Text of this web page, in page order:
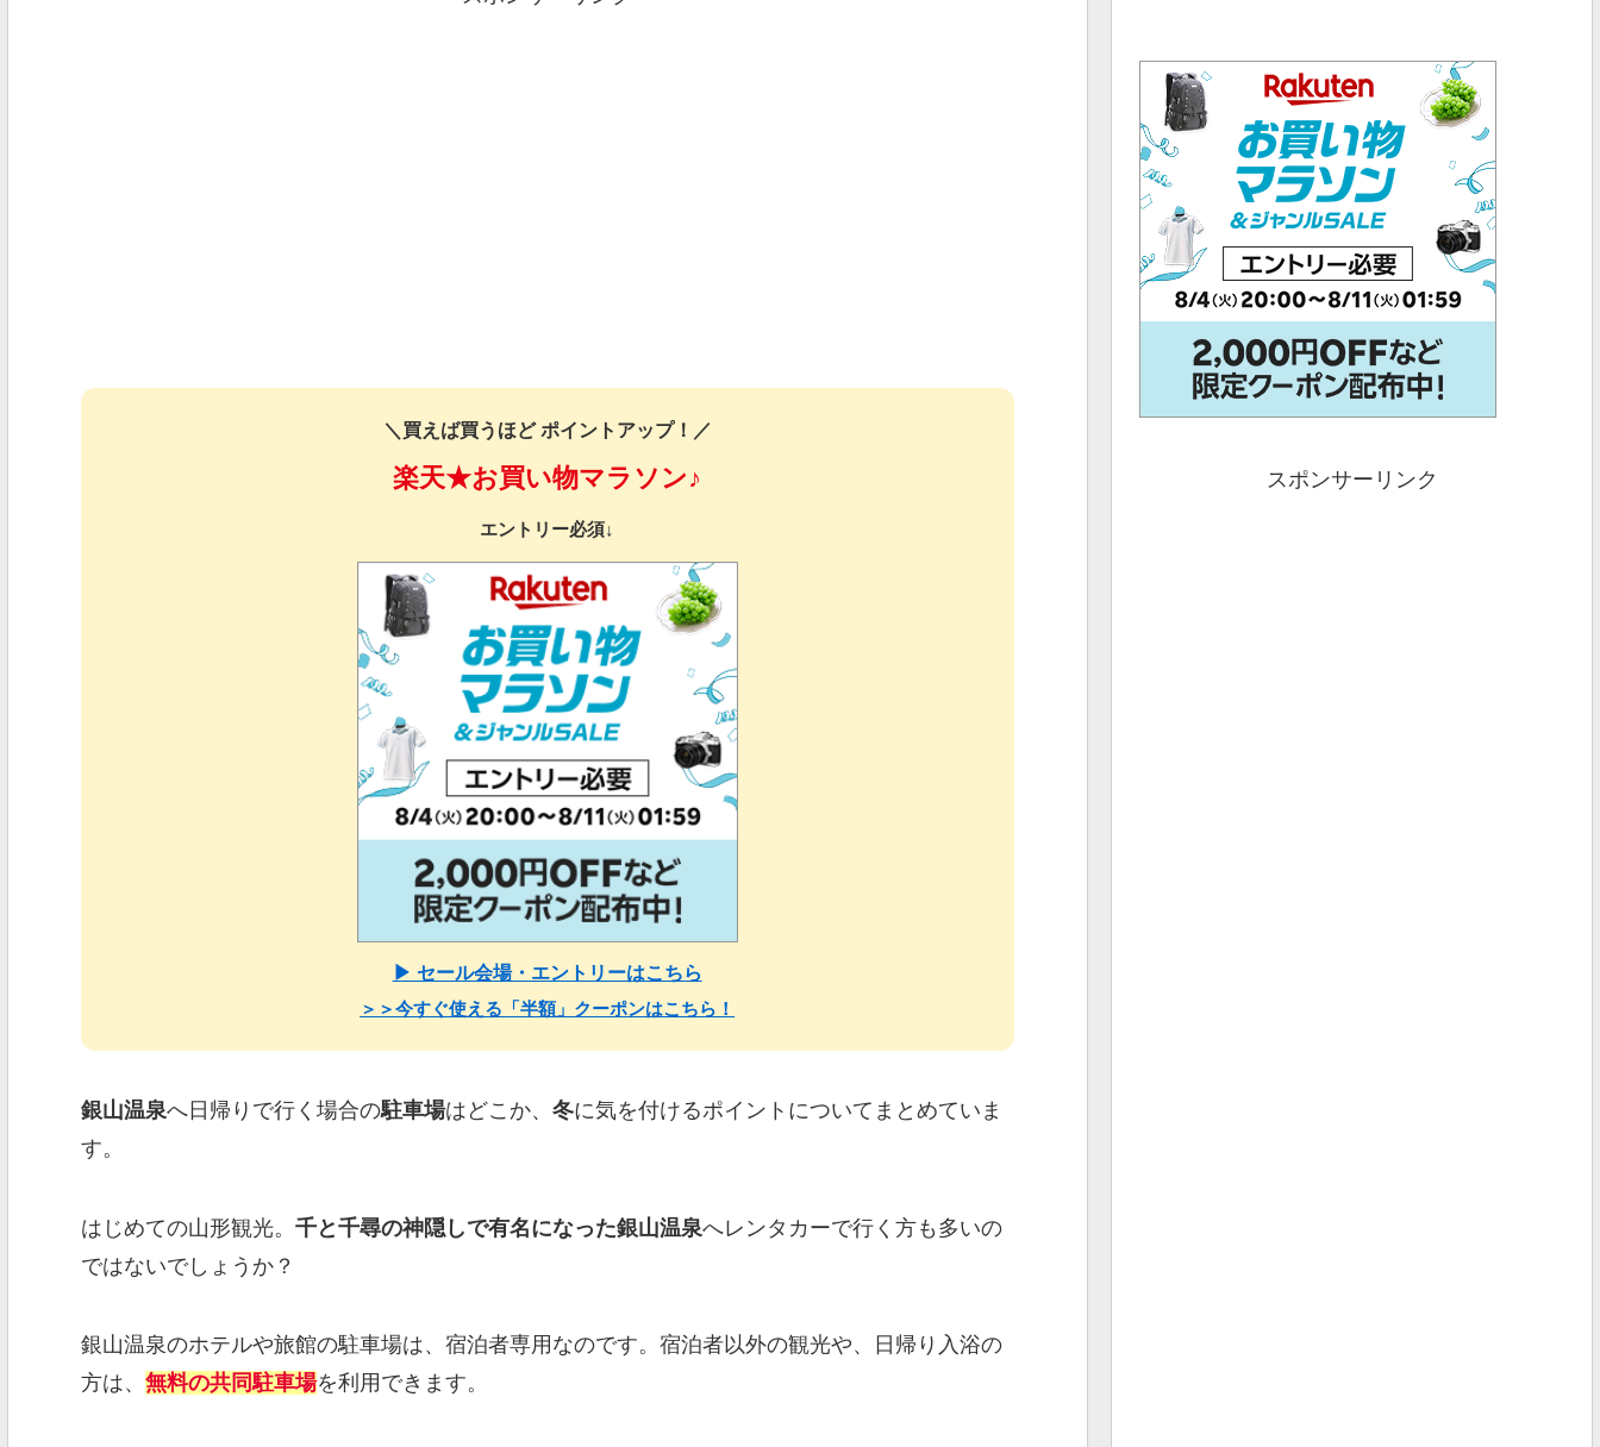
＼買えば買うほど ポイントアップ！／
楽天★お買い物マラソン♪
エントリー必須↓
▶ セール会場・エントリーはこちら
＞＞今すぐ使える「半額」クーポンはこちら！
銀山温泉へ日帰りで行く場合の駐車場はどこか、 冬に気を付けるポイントについてまとめていま
す。
はじめての山形観光。 千と千尋の神隠しで有名になった銀山温泉へレンタカーで行く方も多いの
ではないでしょうか？
銀山温泉のホテルや旅館の駐車場は、宿泊者専用なのです。宿泊者以外の観光や、日帰り入浴の
方は、 無料の共同駐車場を利用できます。
スポンサーリンク